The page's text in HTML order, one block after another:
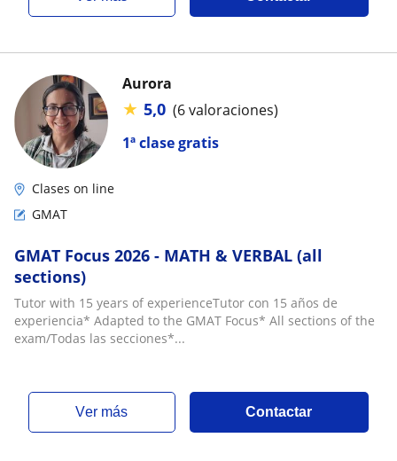
1ª clase gratis
Aurora
★ 5,0 (6 valoraciones)
Clases on line
GMAT
GMAT Focus 2026 - MATH & VERBAL (all
sections)
Tutor with 15 years of experienceTutor con 15 años de
experiencia* Adapted to the GMAT Focus* All sections of the
exam/Todas las secciones*...
ver más Contactar